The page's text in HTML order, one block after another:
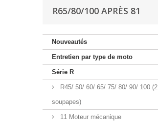
R65/80/100 APRÈS 81
Nouveautés
Entretien par type de moto
Série R
R45/ 50/ 60/ 65/ 75/ 80/ 90/ 100 (2
soupapes)
11 Moteur mécanique